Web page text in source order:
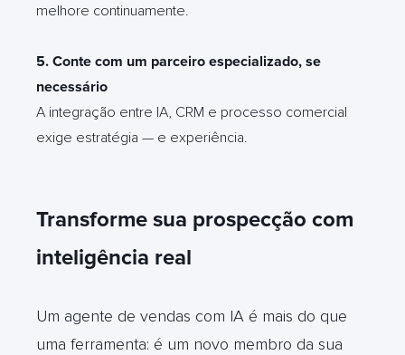
melhore continuamente.
5. Conte com um parceiro especializado, se
necessário
A integração entre IA, CRM e processo comercial
exige estratégia — e experiência.
Transforme sua prospecção com
inteligência real
Um agente de vendas com IA é mais do que
uma ferramenta: é um novo membro da sua